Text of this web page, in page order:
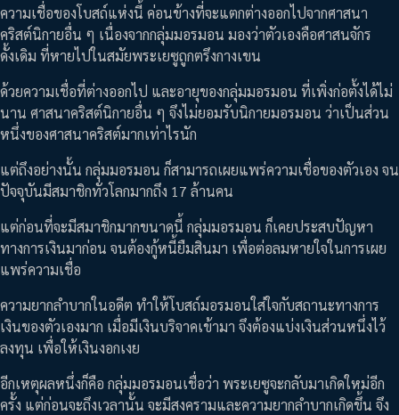
ความเชื่อของโบสถ์แห่งนี้ ค่อนข้างที่จะแตกต่างออกไปจากศาสนา
คริสต์นิกายอื่น ๆ เนื่องจากกลุ่มมอรมอน มองว่าตัวเองคือศาสนจักร
ดั้งเดิม ที่หายไปในสมัยพระเยซูถูกตรึงกางเขน
ด้วยความเชื่อที่ต่างออกไป และอายุของกลุ่มมอรมอน ที่เพิ่งก่อตั้งได้ไม่
นาน ศาสนาคริสต์นิกายอื่น ๆ จึงไม่ยอมรับนิกายมอรมอน ว่าเป็นส่วน
หนึ่งของศาสนาคริสต์มากเท่าไรนัก
แต่ถึงอย่างนั้น กลุ่มมอรมอน ก็สามารถเผยแพร่ความเชื่อของตัวเอง จน
ปัจจุบันมีสมาชิกทั่วโลกมากถึง 17 ล้านคน
แต่ก่อนที่จะมีสมาชิกมากขนาดนี้ กลุ่มมอรมอน ก็เคยประสบปัญหา
ทางการเงินมาก่อน จนต้องกู้หนี้ยืมสินมา เพื่อต่อลมหายใจในการเผย
แพร่ความเชื่อ
ความยากลำบากในอดีต ทำให้โบสถ์มอรมอนใส่ใจกับสถานะทางการ
เงินของตัวเองมาก เมื่อมีเงินบริจาคเข้ามา จึงต้องแบ่งเงินส่วนหนึ่งไว้
ลงทุน เพื่อให้เงินงอกเงย
อีกเหตุผลหนึ่งก็คือ กลุ่มมอรมอนเชื่อว่า พระเยซูจะกลับมาเกิดใหม่อีก
ครั้ง แต่ก่อนจะถึงเวลานั้น จะมีสงครามและความยากลำบากเกิดขึ้น จึง